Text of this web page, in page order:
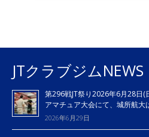
JTクラブジムNEWS
第296戦JT祭り2026年6月28日
アマチュア大会にて、城所航
2026年6月29日